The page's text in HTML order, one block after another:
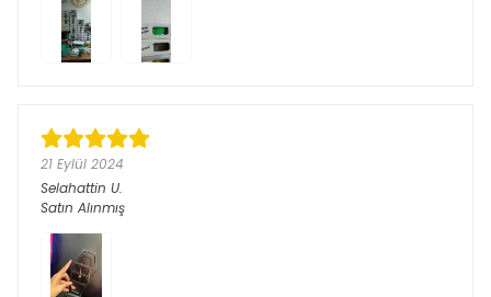
21 Eylül 2024
Selahattin U.
Satın Alınmış